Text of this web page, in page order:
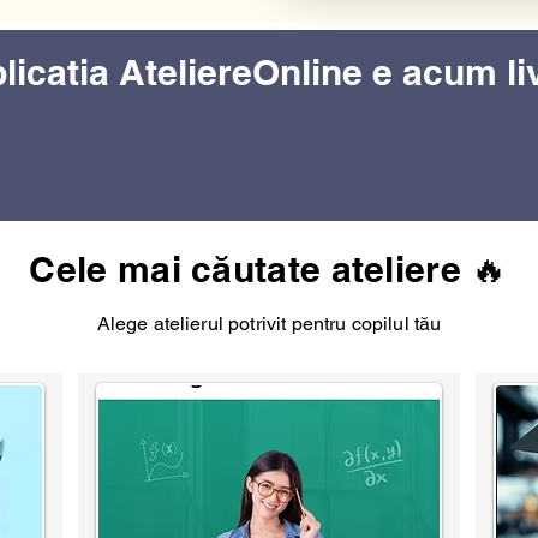
AteliereOnline e acum
Cele mai căutate ateliere 🔥
Alege atelierul potrivit pentru copilul tău